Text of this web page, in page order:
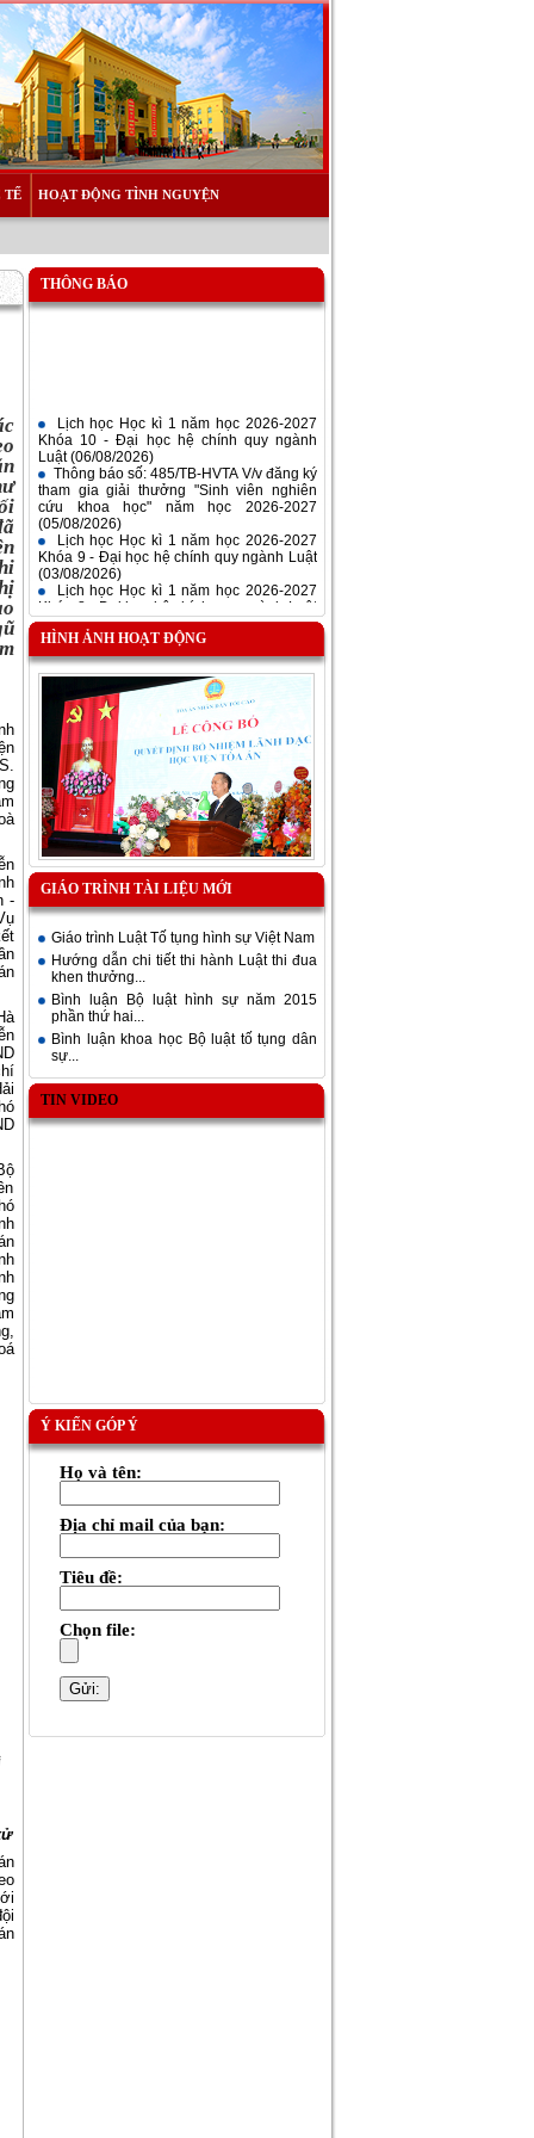
TẾ HOẠT ĐỘNG TÌNH NGUYỆN
-
THÔNG BÁO
Khóa 10 - Đại học hệ chính quy ngành
Luật(06/08/2026)
Thông báo số: 485/TB-HVTA V/v đăng ký
tham gia giải thưởng "Sinh viên nghiên
cứu khoa học" năm học 2026-2027
(05/08/2026)
Lịch học Học kì 1 năm học 2026-2027
Khóa 9 - Đại học hệ chính quy ngành Luật
(03/08/2026)
Lịch học Học kì 1 năm học 2026-2027
Khóa 8 - Đại học hệ chính quy ngành Luật
(03/08/2026)
Thông báo số: 478/TB-HVTA V/v gia hạn
thời gian nhận hồ sơ tuyển sinh đào tạo
trình độ thạc sĩ khóa 3 năm 2026 ngành
Luật (Định hướng ứng dụng)(31/07/2026)
HÌNH ẢNH HOẠT ĐỘNG
GIÁO TRÌNH TÀI LIỆU MỚI
Giáo trình Luật Tố tụng hình sự Việt Nam
Hướng dẫn chi tiết thi hành Luật thi đua
khen thưởng...
Bình luận Bộ luật hình sự năm 2015
phần thứ hai...
Bình luận khoa học Bộ luật tố tụng dân
sự...
TIN VIDEO
Ý KIẾN GÓP Ý
Họ và tên:
Địa chỉ mail của bạn:
Tiêu đề:
Chọn file: